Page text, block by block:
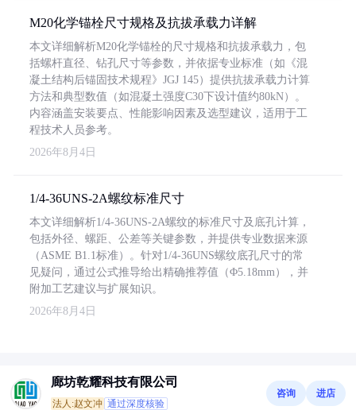
M20化学锚栓尺寸规格及抗拔承载力详解
本文详细解析M20化学锚栓的尺寸规格和抗拔承载力，包
括螺杆直径、钻孔尺寸等参数，并依据专业标准（如《混
凝土结构后锚固技术规程》JGJ 145）提供抗拔承载力计算
方法和典型数值（如混凝土强度C30下设计值约80kN）。
内容涵盖安装要点、性能影响因素及选型建议，适用于工
程技术人员参考。
2026年8月4日
1/4-36UNS-2A螺纹标准尺寸
本文详细解析1/4-36UNS-2A螺纹的标准尺寸及底孔计算，
包括外径、螺距、公差等关键参数，并提供专业数据来源
（ASME B1.1标准）。针对1/4-36UNS螺纹底孔尺寸的常
见疑问，通过公式推导给出精确推荐值（Φ5.18mm），并
附加工艺建议与扩展知识。
2026年8月4日
廊坊乾耀科技有限公司
法人:赵文冲 通过深度核验
咨询 进店